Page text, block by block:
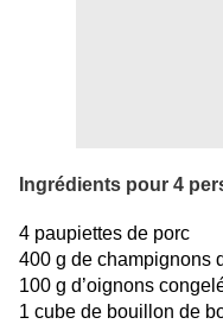
Ingrédients pour 4
4 paupiettes de porc
400 g de champignons
100 g d’oignons
1 cube de bouillon de